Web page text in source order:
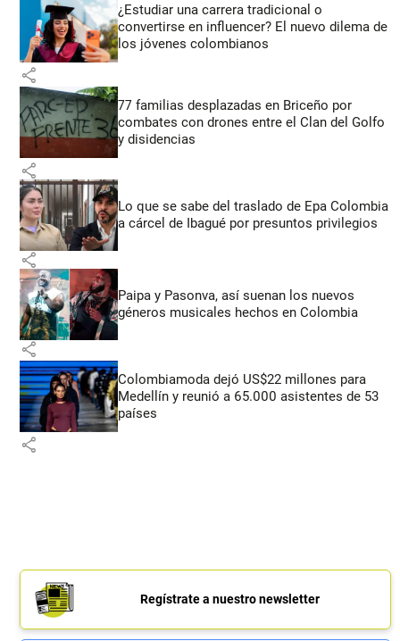
¿Estudiar una carrera tradicional o
convertirse en influencer? El nuevo dilema de
los jóvenes colombianos
share
77 familias desplazadas en Briceño por
combates con drones entre el Clan del Golfo
y disidencias
share
Lo que se sabe del traslado de Epa Colombia
a cárcel de Ibagué por presuntos privilegios
share
Paipa y Pasonva, así suenan los nuevos
géneros musicales hechos en Colombia
share
Colombiamoda dejó US$22 millones para
Medellín y reunió a 65.000 asistentes de 53
países
share
Regístrate a nuestro newsletter